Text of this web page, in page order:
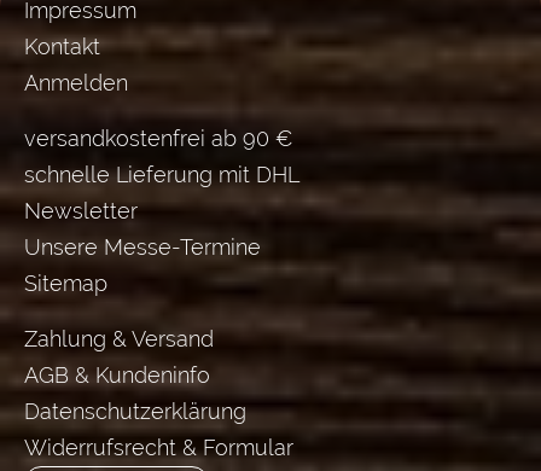
Impressum
Kontakt
Anmelden
versandkostenfrei ab 90 €
schnelle Lieferung mit DHL
Newsletter
Unsere Messe-Termine
Sitemap
Zahlung & Versand
AGB & Kundeninfo
Datenschutzerklärung
Widerrufsrecht & Formular